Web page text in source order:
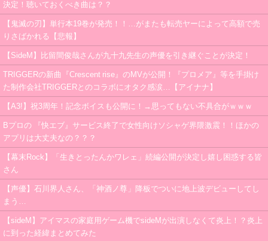
決定！聴いておくべき曲は？？
【鬼滅の刃】単行本19巻が発売！！…がまたも転売ヤーによって高額で売
りさばかれる【悲報】
【SideM】比留間俊哉さんが九十九先生の声優を引き継ぐことが決定！
TRIGGERの新曲『Crescent rise』のMVが公開！『プロメア』等を手掛け
た制作会社TRIGGERとのコラボにオタク感涙…【アイナナ】
【A3!】祝3周年！記念ボイスも公開に！→思ってもない不具合がｗｗｗ
Bプロの 『快エブ』サービス終了で女性向けソシャゲ界隈激震！！ほかの
アプリは大丈夫なの？？？
【幕末Rock】「生きとったんかワレェ」続編公開が決定し嬉し困惑する皆
さん
【声優】石川界人さん、「神酒ノ尊」降板でついに地上波デビューしてし
まう…
【sideM】アイマスの家庭用ゲーム機でsideMが出演しなくて炎上！？炎上
に到った経緯まとめてみた